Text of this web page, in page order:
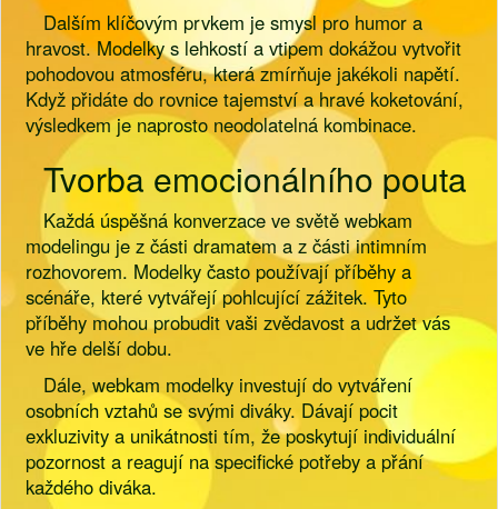
Dalším klíčovým prvkem je smysl pro humor a
hravost. Modelky s lehkostí a vtipem dokážou vytvořit
pohodovou atmosféru, která zmírňuje jakékoli napětí.
Když přidáte do rovnice tajemství a hravé koketování,
výsledkem je naprosto neodolatelná kombinace.
Tvorba emocionálního pouta
Každá úspěšná konverzace ve světě webkam
modelingu je z části dramatem a z části intimním
rozhovorem. Modelky často používají příběhy a
scénáře, které vytvářejí pohlcující zážitek. Tyto
příběhy mohou probudit vaši zvědavost a udržet vás
ve hře delší dobu.
Dále, webkam modelky investují do vytváření
osobních vztahů se svými diváky. Dávají pocit
exkluzivity a unikátnosti tím, že poskytují individuální
pozornost a reagují na specifické potřeby a přání
každého diváka.